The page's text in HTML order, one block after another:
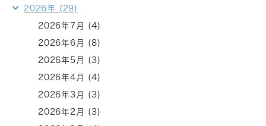
2026年 (29)
2026年7月 (4)
2026年6月 (8)
2026年5月 (3)
2026年4月 (4)
2026年3月 (3)
2026年2月 (3)